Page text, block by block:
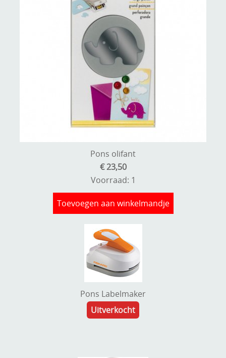
Pons olifant
€ 23,50
Voorraad: 1
Toevoegen aan winkelmandje
Pons Labelmaker
Uitverkocht